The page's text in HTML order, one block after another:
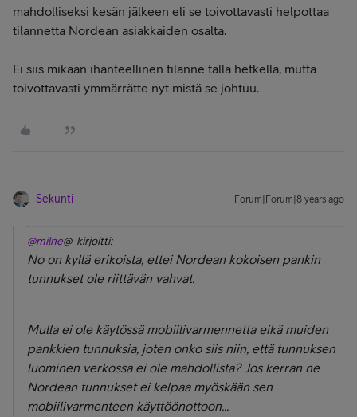
mahdolliseksi kesän jälkeen eli se toivottavasti helpottaa
tilannetta Nordean asiakkaiden osalta.
Ei siis mikään ihanteellinen tilanne tällä hetkellä, mutta
toivottavasti ymmärrätte nyt mistä se johtuu.
Sekunti Forum|Forum|8 years ago
@milne@ kirjoitti:
No on kyllä erikoista, ettei Nordean kokoisen pankin
tunnukset ole riittävän vahvat.
Mulla ei ole käytössä mobiilivarmennetta eikä muiden
pankkien tunnuksia, joten onko siis niin, että tunnuksen
luominen verkossa ei ole mahdollista? Jos kerran ne
Nordean tunnukset ei kelpaa myöskään sen
mobiilivarmenteen käyttöönottoon...